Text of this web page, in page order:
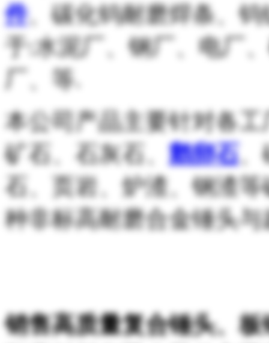
件、碳化钨耐磨焊条、
于:水泥厂、钢厂、电厂
厂、等.
本公司产品主要针对各
矿石、石灰石、 鹅卵石、
石、页岩、炉渣、钢渣
种非标高耐磨合金锤头
销售高质量复合锤头、